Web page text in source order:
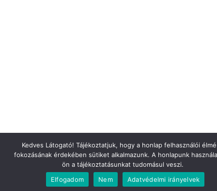
Kedves Látogató! Tájékoztatjuk, hogy a honlap felhasználói
fokozásának érdekében sütiket alkalmazunk. A honlapunk
ön a tájékoztatásunkat tudomásul veszi.
Elfogadom
Nem Adatvédelmi irányelvek